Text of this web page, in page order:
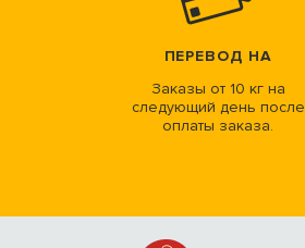
ПЕРЕВОД НА
Заказы от 10 кг на
следующий день после
оплаты заказа.